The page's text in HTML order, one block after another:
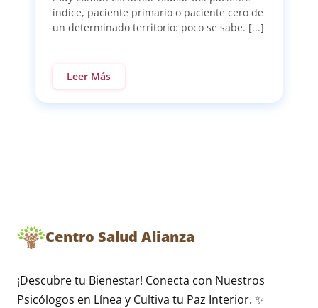
índice, paciente primario o paciente cero de
un determinado territorio: poco se sabe. [...]
Leer Más
Centro Salud Alianza
¡Descubre tu Bienestar! Conecta con Nuestros
Psicólogos en Línea y Cultiva tu Paz Interior. ✨